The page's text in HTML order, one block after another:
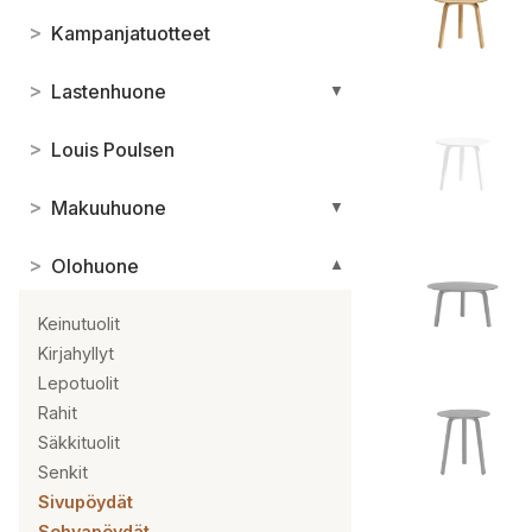
> Kampanjatuotteet
> Lastenhuone ▼
> Louis Poulsen
> Makuuhuone ▼
> Olohuone ▼
Keinutuolit
Kirjahyllyt
Lepotuolit
Rahit
Säkkituolit
Senkit
Sivupöydät